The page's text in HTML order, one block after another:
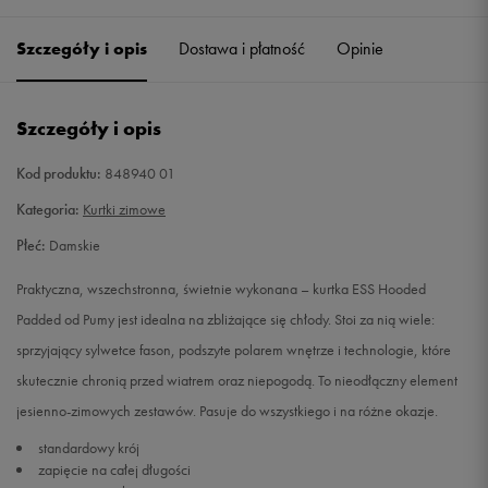
S Powiadom o dostępności
XL Powiadom o dostępności
Szczegóły i opis Dostawa i płatność Opinie
Szczegóły i opis
Kod produktu: 848940 01
Kategoria: Kurtki zimowe
Płeć: Damskie
Praktyczna, wszechstronna, świetnie wykonana – kurtka ESS Hooded
Padded od Pumy jest idealna na zbliżające się chłody. Stoi za nią wiele:
sprzyjający sylwetce fason, podszyte polarem wnętrze i technologie, które
skutecznie chronią przed wiatrem oraz niepogodą. To nieodłączny element
jesienno-zimowych zestawów. Pasuje do wszystkiego i na różne okazje.
standardowy krój
zapięcie na całej długości